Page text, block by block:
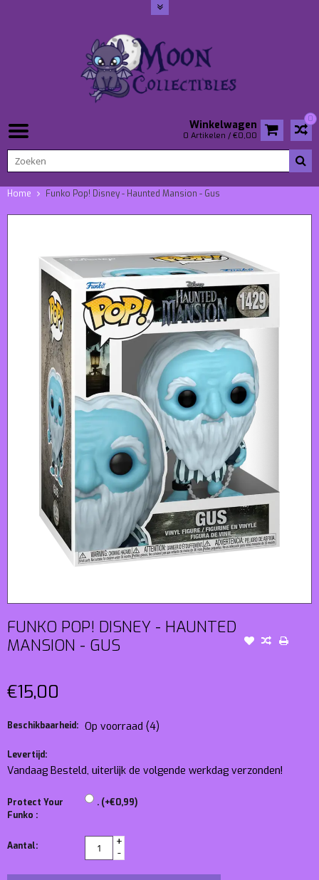
0
Winkelwagen
0 Artikelen / €0,00
Home Funko Pop! Disney - Haunted Mansion - Gus
FUNKO POP! DISNEY - HAUNTED
MANSION - GUS
€15,00
Beschikbaarheid: Op voorraad (4)
Levertijd:
Vandaag Besteld, uiterlijk de volgende werkdag verzonden!
Protect Your
Funko :
. (+€0,99)
Aantal:
+
-